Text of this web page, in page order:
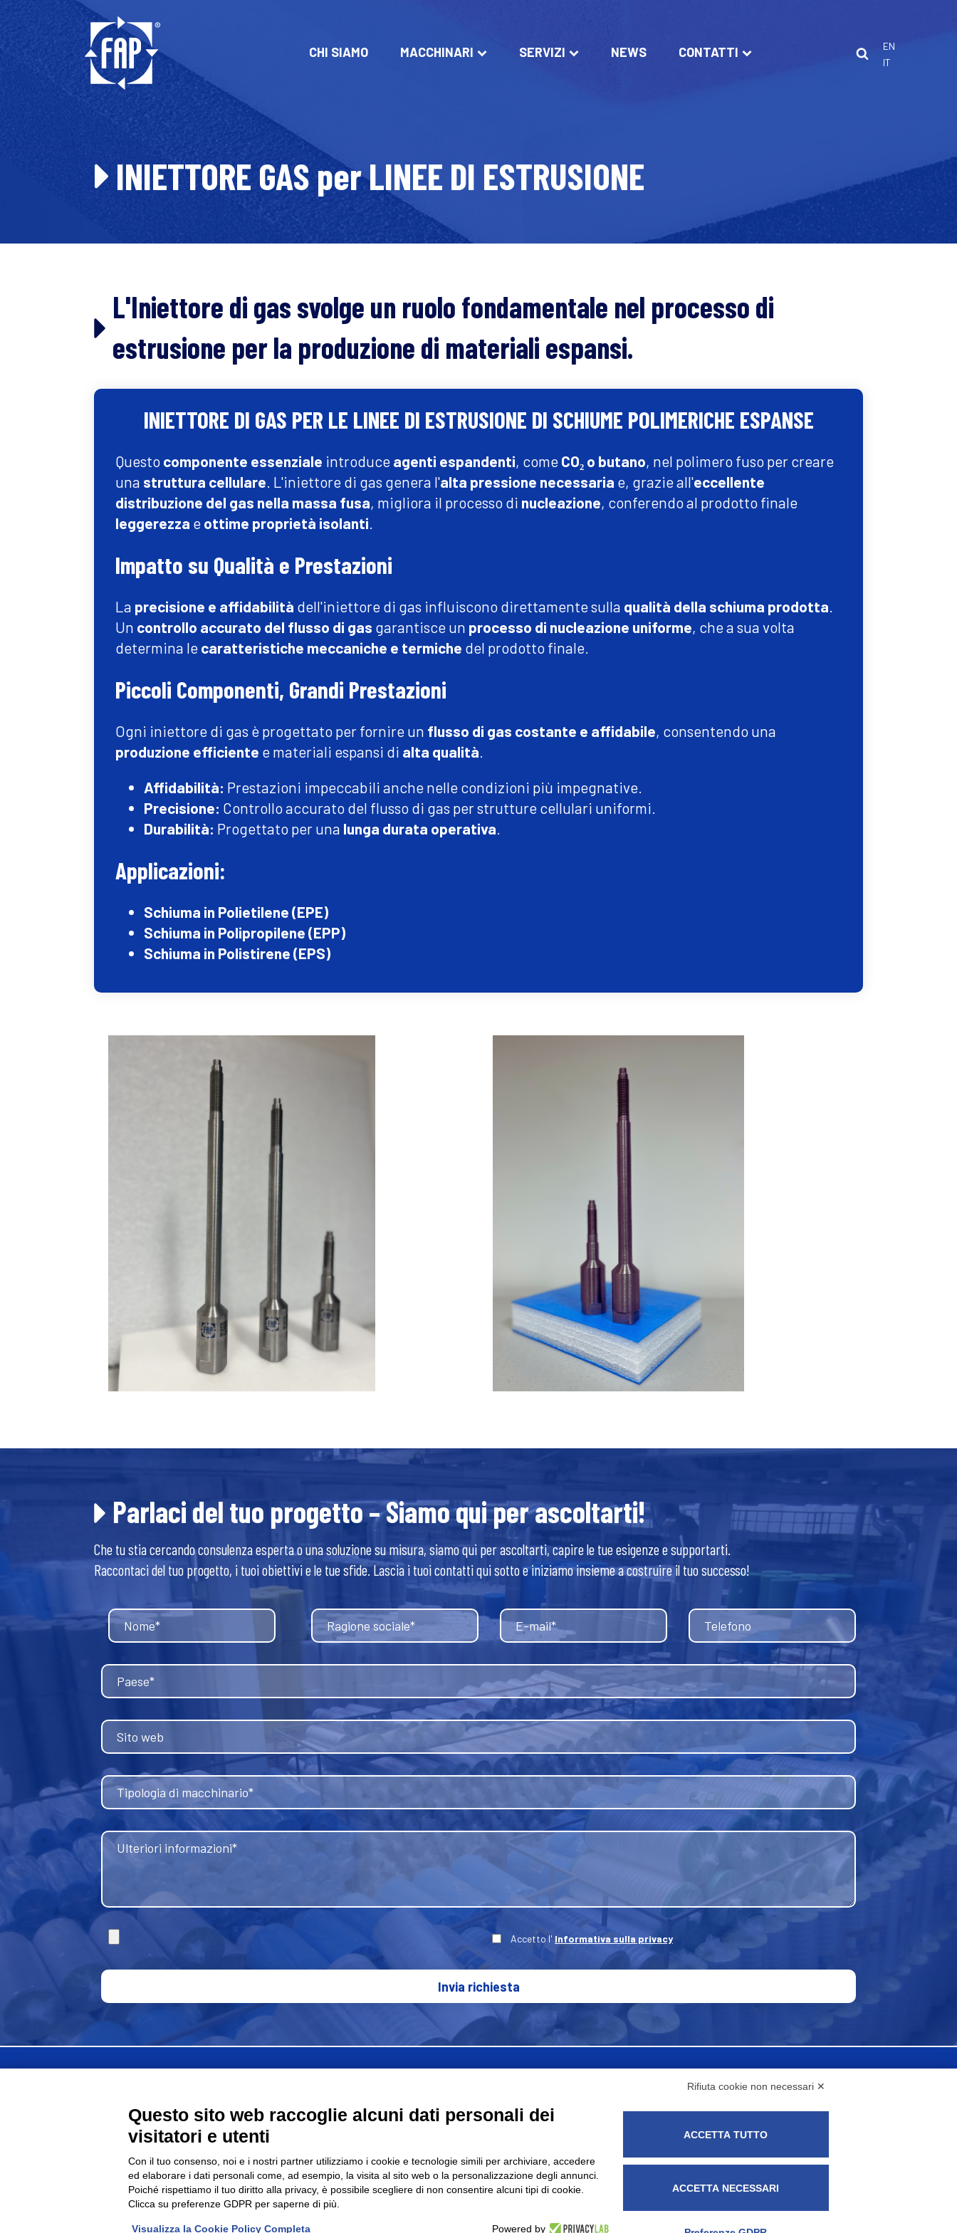
CHI SIAMO MACCHINARI SERVIZI NEWS CONTATTI
EN
IT
INIETTORE GAS per LINEE DI ESTRUSIONE
L'Iniettore di gas svolge un ruolo fondamentale nel processo di
estrusione per la produzione di materiali espansi.
INIETTORE DI GAS PER LE LINEE DI ESTRUSIONE DI SCHIUME POLIMERICHE ESPANSE
Questo componente essenziale introduce agenti espandenti, come CO₂ o butano, nel polimero fuso per creare
una struttura cellulare. L'iniettore di gas genera l'alta pressione necessaria e, grazie all'eccellente
distribuzione del gas nella massa fusa, migliora il processo di nucleazione, conferendo al prodotto finale
leggerezza e ottime proprietà isolanti.
Impatto su Qualità e Prestazioni
La precisione e affidabilità dell'iniettore di gas influiscono direttamente sulla qualità della schiuma prodotta.
Un controllo accurato del flusso di gas garantisce un processo di nucleazione uniforme, che a sua volta
determina le caratteristiche meccaniche e termiche del prodotto finale.
Piccoli Componenti, Grandi Prestazioni
Ogni iniettore di gas è progettato per fornire un flusso di gas costante e affidabile, consentendo una
produzione efficiente e materiali espansi di alta qualità.
Affidabilità: Prestazioni impeccabili anche nelle condizioni più impegnative.
Precisione: Controllo accurato del flusso di gas per strutture cellulari uniformi.
Durabilità: Progettato per una lunga durata operativa.
Applicazioni:
Schiuma in Polietilene (EPE)
Schiuma in Polipropilene (EPP)
Schiuma in Polistirene (EPS)
Parlaci del tuo progetto – Siamo qui per ascoltarti!
Che tu stia cercando consulenza esperta o una soluzione su misura, siamo qui per ascoltarti, capire le tue esigenze e supportarti.
Raccontaci del tuo progetto, i tuoi obiettivi e le tue sfide. Lascia i tuoi contatti qui sotto e iniziamo insieme a costruire il tuo successo!
Accetto l'Informativa sulla privacy
Invia richiesta
macchine e stampi per materie plastiche e gommaAmaplast.
© 2026 Fap Srl - Sede legale: Via G. Verga, 5, 20842 Besana In Brianza (MB) - P.IVA: 00914660964 - C.F. 08573370155 - Posta cert. fapitaly@pec.it -
Rifiuta cookie non necessari ✕
Questo sito web raccoglie alcuni dati personali dei
visitatori e utenti
Con il tuo consenso, noi e i nostri partner utilizziamo i cookie e tecnologie simili per archiviare, accedere
ed elaborare i dati personali come, ad esempio, la visita al sito web o la personalizzazione degli annunci.
Poiché rispettiamo il tuo diritto alla privacy, è possibile scegliere di non consentire alcuni tipi di cookie.
Clicca su preferenze GDPR per saperne di più.
Visualizza la Cookie Policy Completa Powered by
ACCETTA TUTTO
ACCETTA NECESSARI